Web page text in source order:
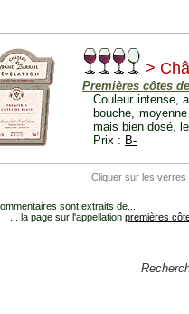
>
Premières côtes
Couleur intense,
bouche,
mais bien dosé,
Prix : B-
Cliquer sur les verres
sont extraits de...
... la page sur l'appellation premières